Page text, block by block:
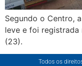
Segundo o Centro,
leve e foi registrada
(23).
Todos os